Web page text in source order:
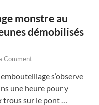
monstre au
démobilisés
Comment
s’observe
une heure pour y
trous sur le pont …